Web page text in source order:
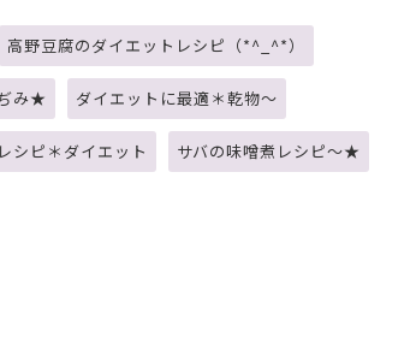
高野豆腐のダイエットレシピ（*^_^*）
み★ ダイエットに最適＊乾物～
シピ＊ダイエット サバの味噌煮レシピ～★